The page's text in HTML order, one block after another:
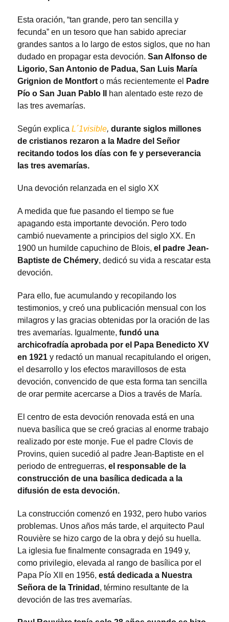
Esta oración, “tan grande, pero tan sencilla y
fecunda” en un tesoro que han sabido apreciar
grandes santos a lo largo de estos siglos, que no han
dudado en propagar esta devoción. San Alfonso de
Ligorio, San Antonio de Padua, San Luis María
Grignion de Montfort o más recientemente el
Padre
Pío o San Juan Pablo II
han alentado este rezo de
las tres avemarías.
Según explica L´1visible, durante siglos millones
de cristianos rezaron a la Madre del Señor
recitando todos los días con fe y perseverancia
las tres avemarías.
Una devoción relanzada en el siglo XX
A medida que fue pasando el tiempo se fue
apagando esta importante devoción. Pero todo
cambió nuevamente a principios del siglo XX. En
1900 un humilde capuchino de Blois, el padre Jean-
Baptiste de Chémery, dedicó su vida a rescatar esta
devoción.
Para ello, fue acumulando y recopilando los
testimonios, y creó una publicación mensual con los
milagros y las gracias obtenidas por la oración de las
tres avemarías. Igualmente, fundó una
archicofradía aprobada por el Papa Benedicto XV
en 1921 y redactó un manual recapitulando el origen,
el desarrollo y los efectos maravillosos de esta
devoción, convencido de que esta forma tan sencilla
de orar permite acercarse a Dios a través de María.
El centro de esta devoción renovada está en una
nueva basílica que se creó gracias al enorme trabajo
realizado por este monje. Fue el padre Clovis de
Provins, quien sucedió al padre Jean-Baptiste en el
periodo de entreguerras, el responsable de la
construcción de una basílica dedicada a la
difusión de esta devoción.
La construcción comenzó en 1932, pero hubo varios
problemas. Unos años más tarde, el arquitecto Paul
Rouvière se hizo cargo de la obra y dejó su huella.
La iglesia fue finalmente consagrada en 1949 y,
como privilegio, elevada al rango de basílica por el
Papa Pío XII en 1956, está dedicada a Nuestra
Señora de la Trinidad , término resultante de la
devoción de las tres avemarías.